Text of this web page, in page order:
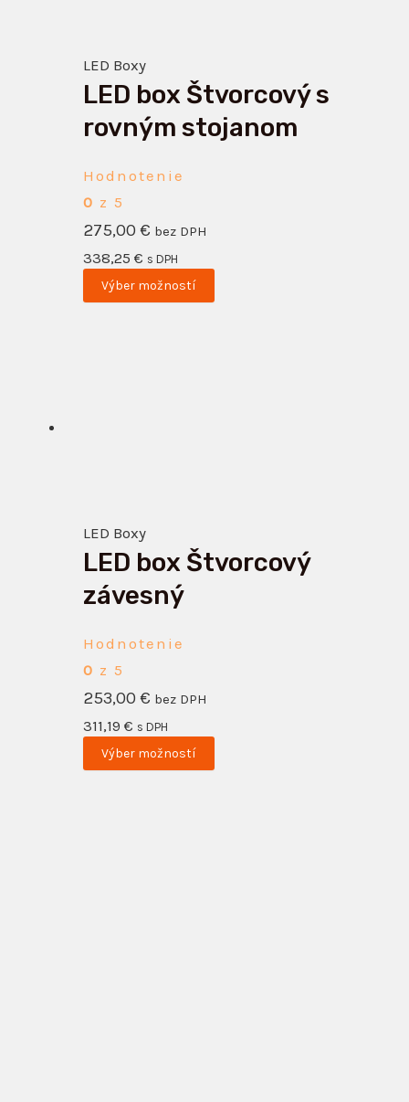
LED Boxy
LED box Štvorcový s
rovným stojanom
Hodnotenie
0 z 5
275,00 € bez DPH
338,25 € s DPH
Výber možností
vybrať
na
stránke
LED Boxy
LED box Štvorcový
závesný
Hodnotenie
0 z 5
253,00 € bez DPH
311,19 € s DPH
Výber možností
vybrať